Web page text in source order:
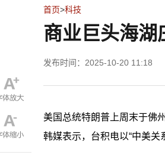
首页>科技
商业巨头海湖
发布时间：2025-10-20 11:18
美国总统特朗普上周末于佛
韩媒表示，台积电以“中美关